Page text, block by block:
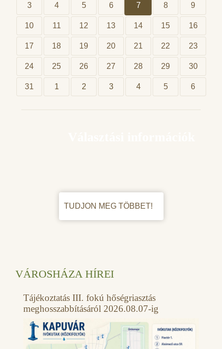
3 4 5 6 7 8 9
10 11 12 13 14 15 16
17 18 19 20 21 22 23
24 25 26 27 28 29 30
31 1 2 3 4 5 6
TUDJON MEG TÖBBET!
VÁROSHÁZA HÍREI
Tájékoztatás III. fokú hőségriasztás
meghosszabbításáról 2026.08.07-ig